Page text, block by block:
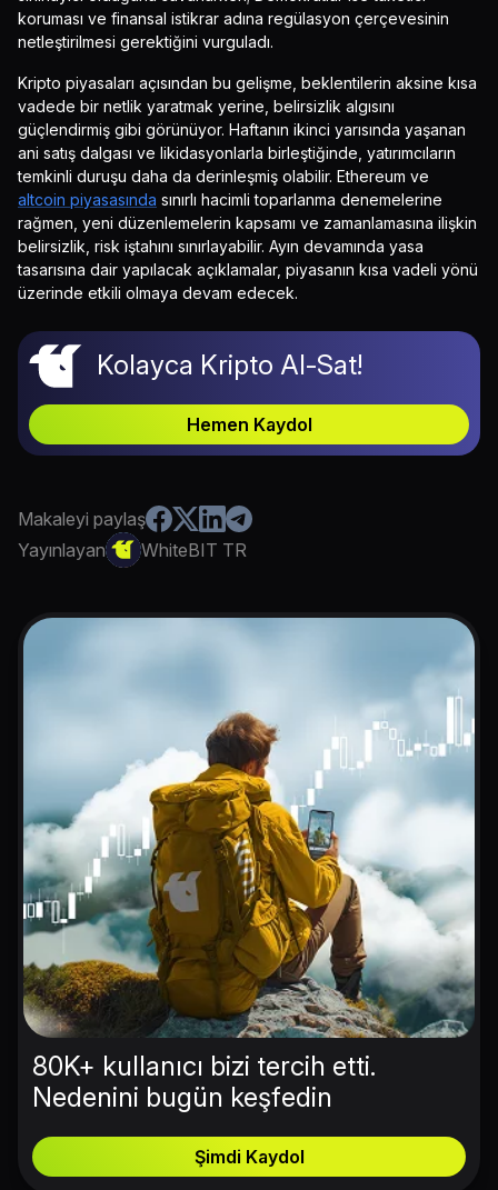
koruması ve finansal istikrar adına regülasyon çerçevesinin
netleştirilmesi gerektiğini vurguladı.
Kripto piyasaları açısından bu gelişme, beklentilerin aksine kısa
vadede bir netlik yaratmak yerine, belirsizlik algısını
güçlendirmiş gibi görünüyor. Haftanın ikinci yarısında yaşanan
ani satış dalgası ve likidasyonlarla birleştiğinde, yatırımcıların
temkinli duruşu daha da derinleşmiş olabilir. Ethereum ve
altcoin piyasasında sınırlı hacimli toparlanma denemelerine
rağmen, yeni düzenlemelerin kapsamı ve zamanlamasına ilişkin
belirsizlik, risk iştahını sınırlayabilir. Ayın devamında yasa
tasarısına dair yapılacak açıklamalar, piyasanın kısa vadeli yönü
üzerinde etkili olmaya devam edecek.
Kolayca Kripto Al-Sat!
Hemen Kaydol
Makaleyi paylaş
Yayınlayan
WhiteBIT TR
80K+ kullanıcı bizi tercih etti.
Nedenini bugün keşfedin
Şimdi Kaydol